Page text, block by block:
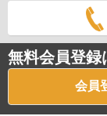
無料会員登録
会員